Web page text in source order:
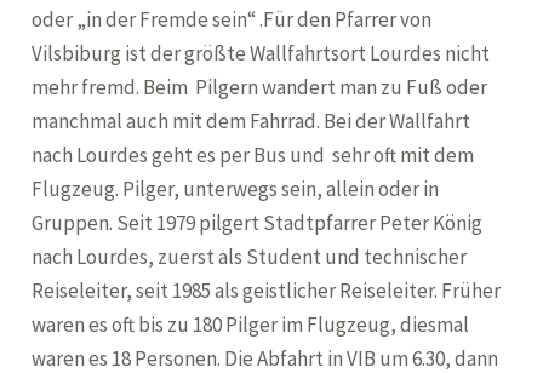
oder „in der Fremde sein“ .Für den Pfarrer von
Vilsbiburg ist der größte Wallfahrtsort Lourdes nicht
mehr fremd. Beim Pilgern wandert man zu Fuß oder
manchmal auch mit dem Fahrrad. Bei der Wallfahrt
nach Lourdes geht es per Bus und sehr oft mit dem
Flugzeug. Pilger, unterwegs sein, allein oder in
Gruppen. Seit 1979 pilgert Stadtpfarrer Peter König
nach Lourdes, zuerst als Student und technischer
Reiseleiter, seit 1985 als geistlicher Reiseleiter. Früher
waren es oft bis zu 180 Pilger im Flugzeug, diesmal
waren es 18 Personen. Die Abfahrt in VIB um 6.30, dann